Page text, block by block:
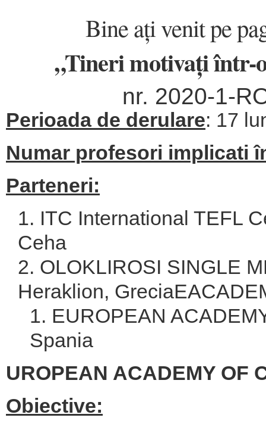
Bine ați venit pe
„Tineri motivați într-
nr. 2020-1-
Perioada de derulare: 17
Numar profesori implicati
Parteneri:
ITC International TEFL
Ceha
OLOKLIROSI SINGLE
Heraklion,
EUROPEAN
Spania
UROPEAN ACADEMY OF
Obiective: